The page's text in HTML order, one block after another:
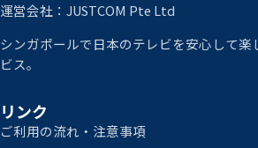
運営会社：JUSTCOM Pte Ltd
シンガポールで日本のテレビを安心して楽
ビス。
リンク
ご利用の流れ・注意事項